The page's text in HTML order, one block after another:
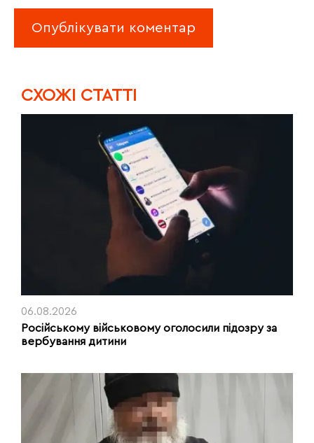
CХОЖІ СТАТТІ
06.08.2026
Російському військовому оголосили підозру за
вербування дитини